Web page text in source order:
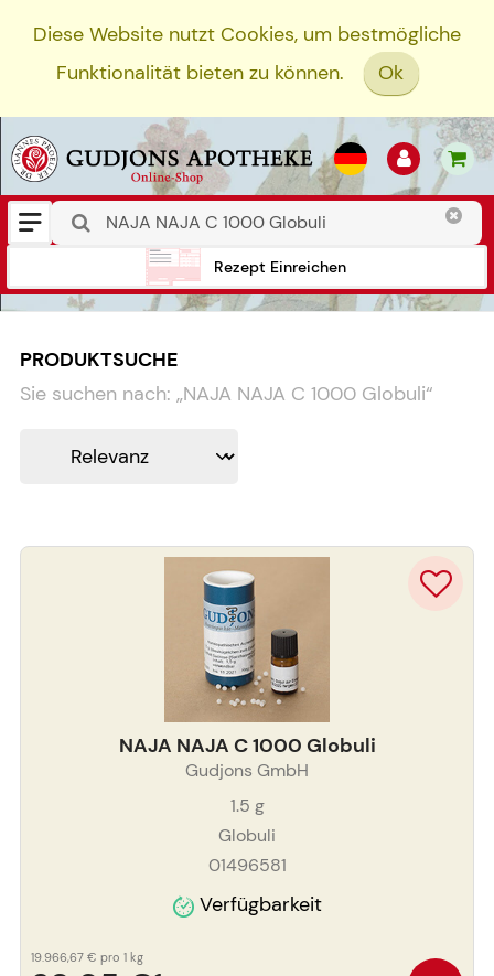
Diese Website nutzt Cookies, um bestmögliche
Funktionalität bieten zu können.
Ok
Rezept Einreichen
PRODUKTSUCHE
Sie suchen nach: „NAJA NAJA C 1000 Globuli“
NAJA NAJA C 1000 Globuli
Gudjons GmbH
1.5 g
Globuli
01496581
Verfügbarkeit
19.966,67 € pro 1 kg